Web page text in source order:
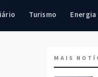
Turismo Energia
MAIS